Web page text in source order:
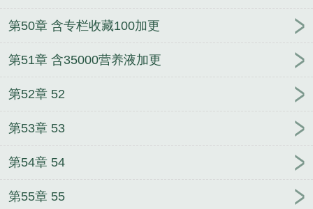
第50章 含专栏收藏100加更
第51章 含35000营养液加更
第52章 52
第53章 53
第54章 54
第55章 55